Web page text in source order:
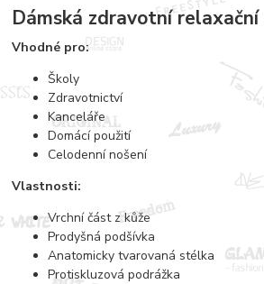
Dámská zdravotní relaxační
Vhodné pro:
Školy
Zdravotnictví
Kanceláře
Domácí použití
Celodenní nošení
Vlastnosti:
Vrchní část z kůže
Prodyšná podšívka
Anatomicky tvarovaná stélka
Protiskluzová podrážka